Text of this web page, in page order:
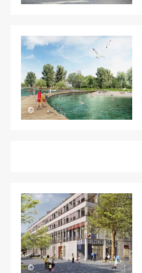
©
©